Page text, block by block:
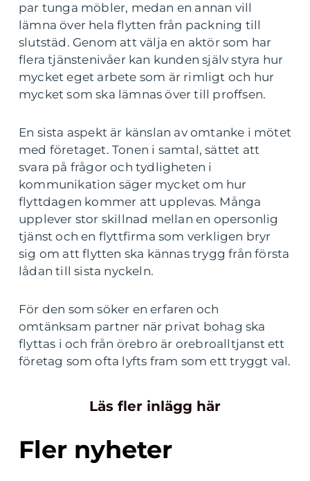
par tunga möbler, medan en annan vill
lämna över hela flytten från packning till
slutstäd. Genom att välja en aktör som har
flera tjänstenivåer kan kunden själv styra hur
mycket eget arbete som är rimligt och hur
mycket som ska lämnas över till proffsen.
En sista aspekt är känslan av omtanke i mötet
med företaget. Tonen i samtal, sättet att
svara på frågor och tydligheten i
kommunikation säger mycket om hur
flyttdagen kommer att upplevas. Många
upplever stor skillnad mellan en opersonlig
tjänst och en flyttfirma som verkligen bryr
sig om att flytten ska kännas trygg från första
lådan till sista nyckeln.
För den som söker en erfaren och
omtänksam partner när privat bohag ska
flyttas i och från örebro är orebroalltjanst ett
företag som ofta lyfts fram som ett tryggt val.
Läs fler inlägg här
Fler nyheter